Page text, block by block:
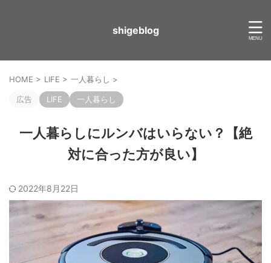
shigeblog
HOME > LIFE > 一人暮らし >
広告 LIFE 一人暮らし
一人暮らしにルンバはいらない？【絶
対に合った方が良い】
2022年8月22日